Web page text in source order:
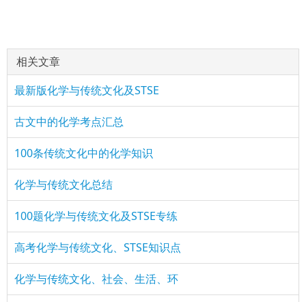
相关文章
最新版化学与传统文化及STSE
古文中的化学考点汇总
100条传统文化中的化学知识
化学与传统文化总结
100题化学与传统文化及STSE专练
高考化学与传统文化、STSE知识点
化学与传统文化、社会、生活、环